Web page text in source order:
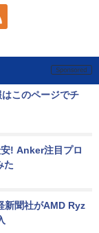
このページでチ
! Anker注目プロ
た
新聞社がAMD Ryz